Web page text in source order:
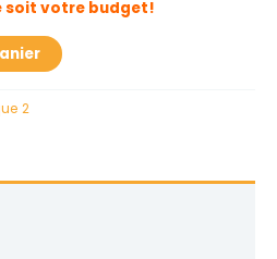
soit votre budget!
2